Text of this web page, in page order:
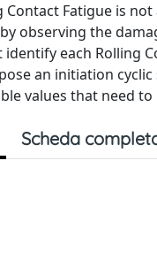
Contact Fatigue is
observing the
identify each Rolling
an initiation
values that need
Scheda